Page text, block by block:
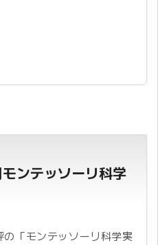
ンテッソーリ科学
「モンテッソーリ科学実